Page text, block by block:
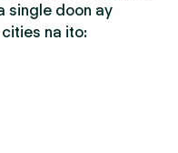
single doon ay
na ito: